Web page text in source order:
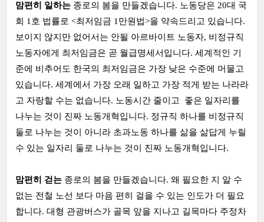
맘편히 일하는 종로의 봄을 만들겠습니다. 노동당은 20대 국
회 1호 법률로 <최저임금 1만원법>을 약속드리고 있습니다.
보이지 않지만 없어서는 안될 아르바이트 노동자, 비정규직
노동자에게 최저임금은 곧 월급명세서입니다. 세계적인 기
준에 비추어도 한국의 최저임금은 가장 낮은 수준에 머물고
있습니다. 세계에서 가장 오래 일하고 가장 적게 받는 나라라
고 자랑할 수는 없습니다. 노동시간 줄이고 좋은 일자리를
나누는 것이 진짜 노동개혁입니다. 정규직 하나를 비정규직
둘로 나누는 것이 아니라 초과노동 하나를 삶을 삶답게 누릴
수 있는 일자리 둘로 나누는 것이 진짜 노동개혁입니다.
맘편히 걷는 종로의 봄을 만들겠습니다. 왜 필요한 지 알 수
없는 전철 노선 보다 마음 편히 걸을 수 있는 인도가 더 필요
합니다. 대형 관광버스가 골목 앞을 지나고 길목마다 주정차